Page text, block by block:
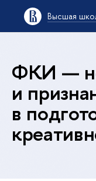
Высшая
ФКИ —
и
в